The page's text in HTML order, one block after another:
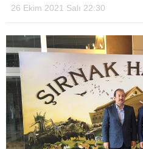
26 Ekim 2021 Salı 22:30